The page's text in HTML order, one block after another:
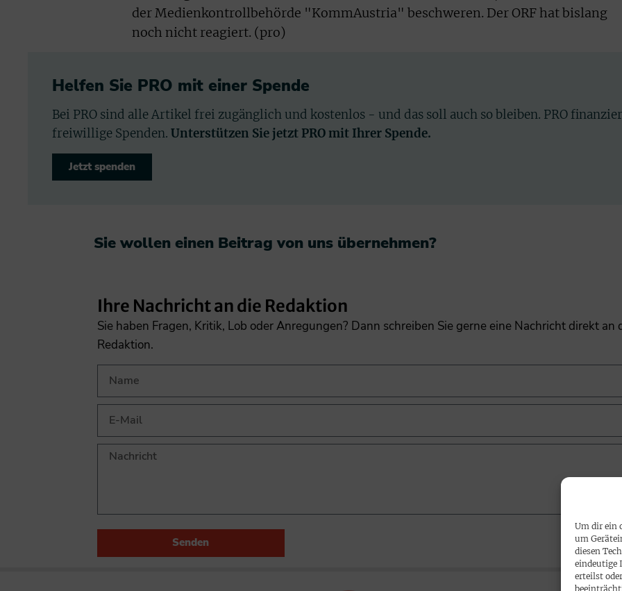
Um dir ein
um
diesen
eindeutige
erteilst
der Medienkontrollbehörde "KommAustria" beschweren. Der ORF hat bislang
noch nicht reagiert. (pro)
Helfen Sie PRO mit einer Spende
Bei PRO sind alle Artikel frei zugänglich und kostenlos - und das soll auch so bleiben. PRO
freiwillige Spenden. Unterstützen Sie jetzt PRO mit Ihrer Spende.
Jetzt spenden
Sie wollen einen Beitrag von uns übernehmen?​
Ihre Nachricht an die Redaktion
Sie haben Fragen, Kritik, Lob oder Anregungen? Dann schreiben Sie gerne eine Nachricht direkt an
Redaktion.
Senden